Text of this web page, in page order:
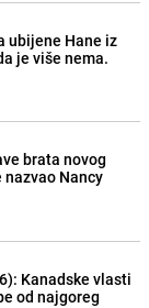
ubijene Hane iz
je više nema.
brata novog
Nancy
Kanadske vlasti
od najgoreg